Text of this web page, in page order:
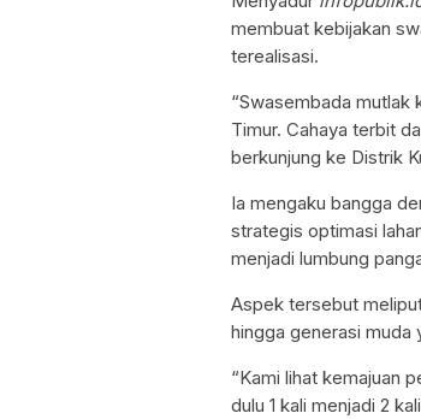
membuat kebijakan
terealisasi.
“Swasembada mutlak
Timur. Cahaya terbit
berkunjung ke Distrik
Ia mengaku bangga
strategis optimasi
menjadi lumbung
Aspek tersebut
hingga generasi muda
“Kami lihat kemajuan
dulu 1 kali menjadi 2